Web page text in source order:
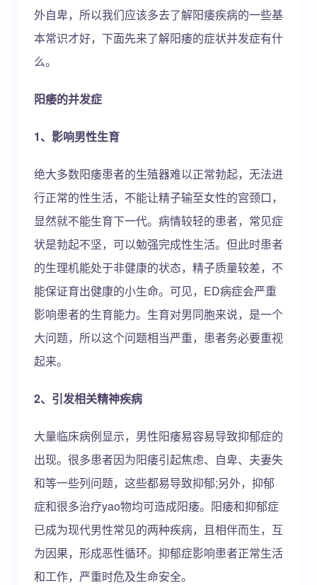
外自卑，所以我们应该多去了解阳痿疾病的一些基
本常识才好，下面先来了解阳痿的症状并发症有什
么。
阳痿的并发症
1、影响男性生育
绝大多数阳痿患者的生殖器难以正常勃起，无法进
行正常的性生活，不能让精子输至女性的宫颈口，
显然就不能生育下一代。病情较轻的患者，常见症
状是勃起不坚，可以勉强完成性生活。但此时患者
的生理机能处于非健康的状态，精子质量较差，不
能保证育出健康的小生命。可见，ED病症会严重
影响患者的生育能力。生育对男同胞来说，是一个
大问题，所以这个问题相当严重，患者务必要重视
起来。
2、引发相关精神疾病
大量临床病例显示，男性阳痿易容易导致抑郁症的
出现。很多患者因为阳痿引起焦虑、自卑、夫妻失
和等一些列问题，这些都易导致抑郁;另外，抑郁
症和很多治疗yao物均可造成阳痿。阳痿和抑郁症
已成为现代男性常见的两种疾病，且相伴而生，互
为因果，形成恶性循环。抑郁症影响患者正常生活
和工作，严重时危及生命安全。